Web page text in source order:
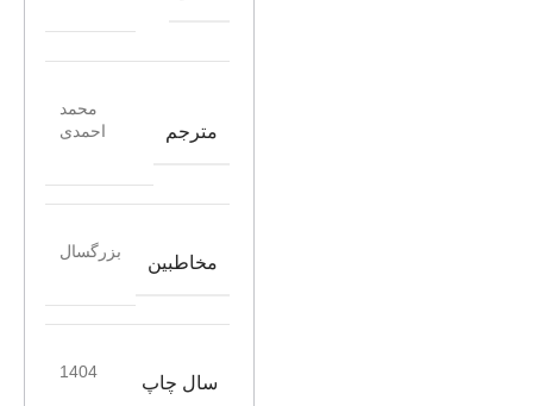
مترجم
محمد
احمدی
مخاطبین
بزرگسال
سال چاپ
1404